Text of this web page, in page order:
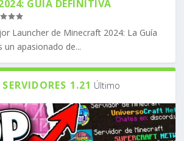
GUÍA DEFINITIVA
Launcher de Minecraft 2024: La Guía
un apasionado de...
1.21 Último